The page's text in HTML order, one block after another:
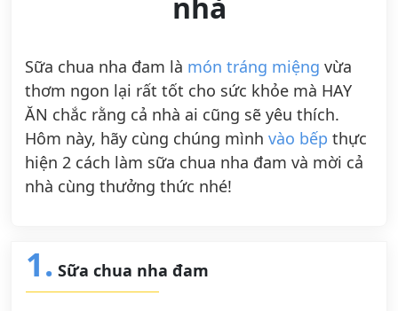
nhà
Sữa chua nha đam là món tráng miệng vừa
thơm ngon lại rất tốt cho sức khỏe mà HAY
ĂN chắc rằng cả nhà ai cũng sẽ yêu thích.
Hôm này, hãy cùng chúng mình vào bếp thực
hiện 2 cách làm sữa chua nha đam và mời cả
nhà cùng thưởng thức nhé!
1. Sữa chua nha đam